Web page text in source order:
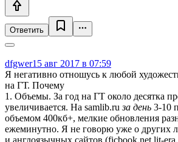
Ответить
dfgwer15 авг 2017 в 07:59
Я негативно отношусь к любой
на ГТ. Почему
1. Объемы. За год на ГТ около десятка
увеличивается. На samlib.ruза день 3-10
объемом 400кб+, мелкие обновления
ежеминутно. Я не говорю уже о других
и англоязычных сайтов (ficbook.net lit-